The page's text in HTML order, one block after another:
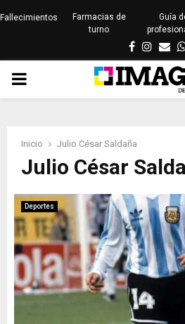
Fallecimientos
Farmacias de
turno
Guía
Facebook
PRIMARY
Inicio Julio César Saldaña
Julio César
Deportes